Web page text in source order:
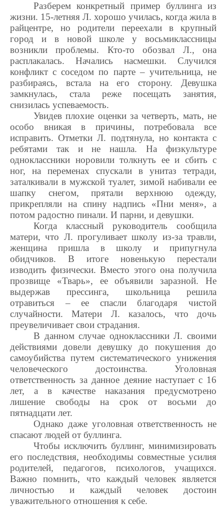
Разберем конкретный пример буллинга из
жизни. 15-летняя Л. хорошо училась, когда жила в
райцентре, но родители переехали в крупный
город и в новой школе у восьмиклассницы
возникли проблемы. Кто-то обозвал Л., она
расплакалась. Начались насмешки. Случился
конфликт с соседом по парте – учительница, не
разбираясь, встала на его сторону. Девушка
замкнулась, стала реже посещать занятия,
снизилась успеваемость.
Увидев плохие оценки за четверть, мать, не
особо вникая в причины, потребовала все
исправить. Отметки Л. подтянула, но контакта с
ребятами так и не нашла. На физкультуре
одноклассники норовили толкнуть ее и сбить с
ног, на переменах спускали в унитаз тетради,
заталкивали в мужской туалет, зимой набивали ее
шапку снегом, прятали верхнюю одежду,
прикрепляли на спину надпись «Пни меня», а
потом радостно пинали. И парни, и девушки.
Когда классный руководитель сообщила
матери, что Л. прогуливает школу из-за травли,
женщина пришла в школу и припугнула
обидчиков. В итоге новенькую перестали
изводить физически. Вместо этого она получила
прозвище «Тварь», ее объявили заразной. Не
выдержав прессинга, школьница решила
отравиться – ее спасли благодаря чистой
случайности. Матери Л. казалось, что дочь
преувеличивает свои страдания.
В данном случае одноклассники Л. своими
действиями довели девушку до покушения до
самоубийства путем систематического унижения
человеческого достоинства. Уголовная
ответственность за данное деяние наступает с 16
лет, а в качестве наказания предусмотрено
лишение свободы на срок от восьми до
пятнадцати лет.
Однако даже уголовная ответственность не
спасают людей от буллинга.
Чтобы исключить буллинг, минимизировать
его последствия, необходимы совместные усилия
родителей, педагогов, психологов, учащихся.
Важно помнить, что каждый человек является
личностью и каждый человек достоин
уважительного отношения к себе.